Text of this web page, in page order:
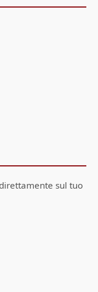
sul tuo